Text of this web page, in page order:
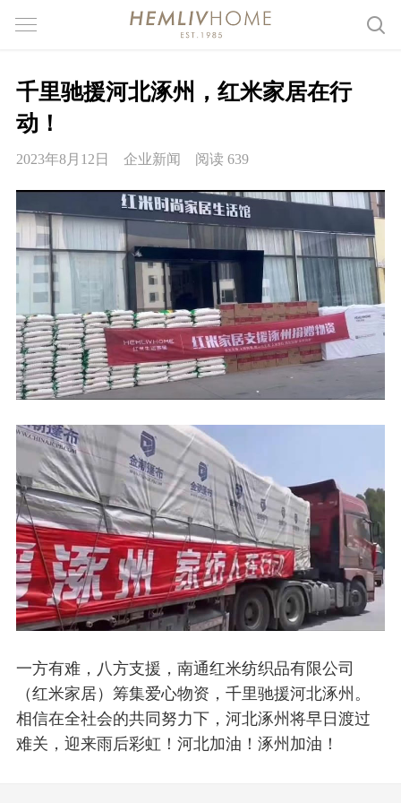
千里驰援河北涿州，红米家居在行
动！
2023年8月12日 企业新闻 阅读 639
一方有难，八方支援，南通红米纺织品有限公司
（红米家居）筹集爱心物资，千里驰援河北涿州。
相信在全社会的共同努力下，河北涿州将早日渡过
难关，迎来雨后彩虹！河北加油！涿州加油！